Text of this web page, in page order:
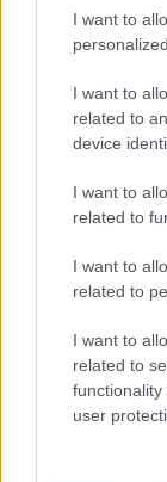
I want to
I want to
related to
device
I want to
related to
I want to
related to
I want to
related to
user
Ilyen jó az
Fotókon a
iPhone 5S és
A Samsung
Forradalmi
További hírek
Számos